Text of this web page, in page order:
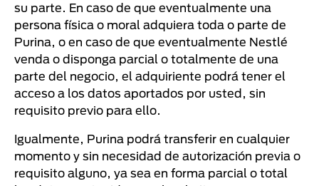
su parte. En caso de que eventualmente una
persona física o moral adquiera toda o parte de
Purina, o en caso de que eventualmente Nestlé
venda o disponga parcial o totalmente de una
parte del negocio, el adquiriente podrá tener el
acceso a los datos aportados por usted, sin
requisito previo para ello.
Igualmente, Purina podrá transferir en cualquier
momento y sin necesidad de autorización previa o
requisito alguno, ya sea en forma parcial o total